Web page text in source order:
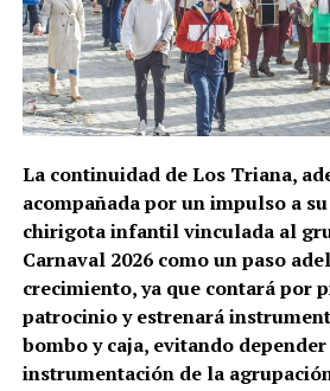
La continuidad de Los Triana,
acompañada por un impulso a
chirigota infantil vinculada al
Carnaval 2026 como un paso
crecimiento, ya que contará por
patrocinio y estrenará
bombo y caja, evitando
instrumentación de la